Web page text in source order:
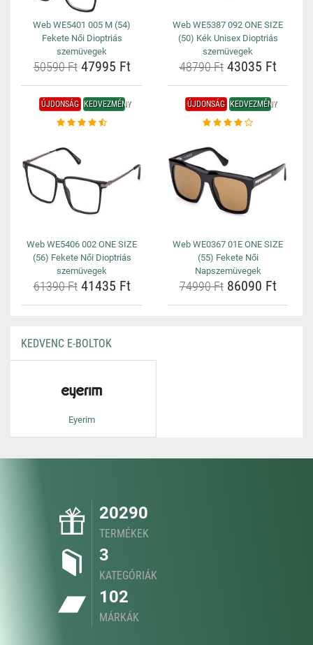
Web WE5401 005 M (54)
Fekete Női Dioptriás
szemüvegek
50590 Ft47995 Ft
Web WE5387 092 ONE SIZE
(50) Kék Unisex Dioptriás
szemüvegek
48790 Ft43035 Ft
ÚJDONSÁG KEDVEZMÉNY
Web WE5406 002 ONE SIZE
(56) Fekete Női Dioptriás
szemüvegek
61390 Ft41435 Ft
ÚJDONSÁG KEDVEZMÉNY
Web WE0367 01E ONE SIZE
(55) Fekete Női
Napszemüvegek
74990 Ft86090 Ft
KEDVENC E-BOLTOK
Eyerim
20290
TERMÉKEK
3
KATEGÓRIÁK
102
MÁRKÁK